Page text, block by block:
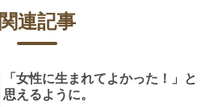
関連記事
「女性に生まれてよかった！」と
思えるように。